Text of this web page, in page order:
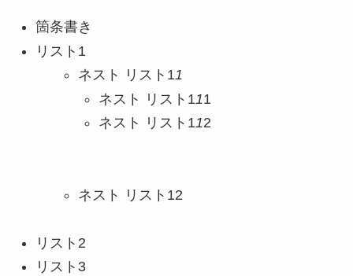
箇条書き
リスト1
ネスト リスト11
ネスト リスト111
ネスト リスト112
ネスト リスト12
リスト2
リスト3